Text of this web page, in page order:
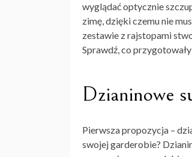
wyglądać optycznie
zimę, dzięki czemu nie
zestawie z rajstopami
Sprawdź, co
Dzianinowe
Pierwsza propozycja –
swojej garderobie?